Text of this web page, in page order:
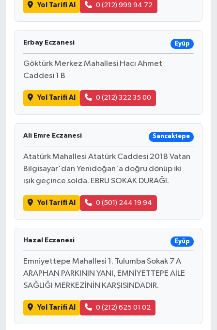
Yol Tarifi Al 0 (212) 999 94 72
Erbay Eczanesi Eyüp
Göktürk Merkez Mahallesi Hacı Ahmet
Caddesi 1 B
Yol Tarifi Al 0 (212) 322 35 00
Ali Emre Eczanesi Sancaktepe
Atatürk Mahallesi Atatürk Caddesi 201B Vatan
Bilgisayar'dan Yenidoğan'a doğru dönüp iki
ışık geçince solda. EBRU SOKAK DURAĞI.
Yol Tarifi Al 0 (501) 244 19 94
Hazal Eczanesi Eyüp
Emniyettepe Mahallesi 1. Tulumba Sokak 7 A
ARAPHAN PARKININ YANI, EMNİYETTEPE AİLE
SAĞLIĞI MERKEZİNİN KARŞISINDADIR.
Yol Tarifi Al 0 (212) 625 01 02